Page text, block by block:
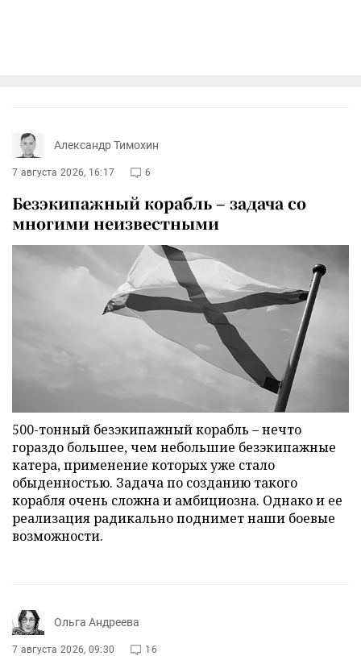
Александр Тимохин
7 августа 2026, 16:17 6
Безэкипажный корабль – задача со
многими неизвестными
500-тонный безэкипажный корабль – нечто
гораздо большее, чем небольшие безэкипажные
катера, применение которых уже стало
обыденностью. Задача по созданию такого
корабля очень сложна и амбициозна. Однако и ее
реализация радикально поднимет наши боевые
возможности.
Ольга Андреева
7 августа 2026, 09:30 16